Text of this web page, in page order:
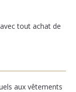
tout achat de
aux vêtements